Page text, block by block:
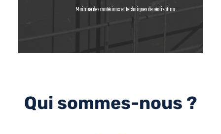
Maitrise des matériaux et techniques de réalisation
Qui sommes-nous ?